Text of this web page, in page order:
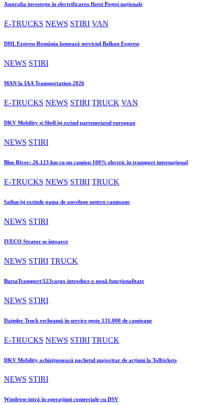
Australia investește în electrificarea flotei Poștei naționale
E-TRUCKS NEWS STIRI VAN
DHL Express România lansează serviciul Balkan Express
NEWS STIRI
MAN la IAA Transportation 2026
E-TRUCKS NEWS STIRI TRUCK VAN
DKV Mobility și Shell își extind parteneriatul european
NEWS STIRI
Blue River: 26.123 km cu un camion 100% electric în transport internațional
E-TRUCKS NEWS STIRI TRUCK
Sailun își extinde gama de anvelope pentru camioane
NEWS STIRI
IVECO Strator se întoarce
NEWS STIRI TRUCK
BursaTransport/123cargo introduce o nouă funcționalitate
NEWS STIRI
Daimler Truck recheamă în service peste 131.000 de camioane
E-TRUCKS NEWS STIRI TRUCK
DKV Mobility achiziționează pachetul majoritar de acțiuni la Tolltickets
NEWS STIRI
Windrose intră în operațiuni comerciale cu DSV